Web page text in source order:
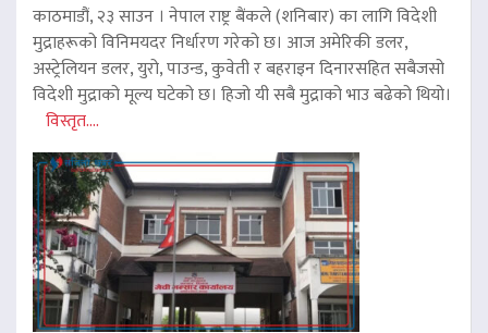
काठमाडौं, २३ साउन । नेपाल राष्ट्र बैंकले (शनिबार) का लागि विदेशी
मुद्राहरूको विनिमयदर निर्धारण गरेको छ। आज अमेरिकी डलर,
अस्ट्रेलियन डलर, युरो, पाउन्ड, कुवेती र बहराइन दिनारसहित सबैजसो
विदेशी मुद्राको मूल्य घटेको छ। हिजो यी सबै मुद्राको भाउ बढेको थियो।
विस्तृत....